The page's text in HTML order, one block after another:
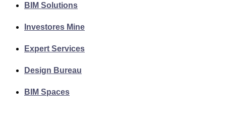
BIM Solutions
Investores Mine
Expert Services
Design Bureau
BIM Spaces